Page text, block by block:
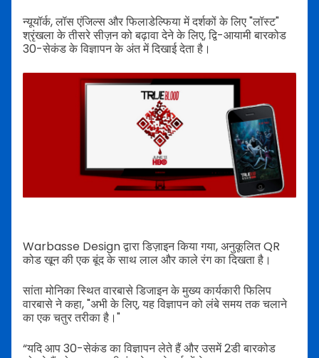
न्यूयॉर्क, लॉस एंजिल्स और फिलाडेल्फिया में दर्शकों के लिए "लॉस्ट"
श्रृंखला के तीसरे सीज़न को बढ़ावा देने के लिए, द्वि-आयामी बारकोड
30-सेकंड के विज्ञापन के अंत में दिखाई देता है।
Warbasse Design द्वारा डिज़ाइन किया गया, अनुकूलित QR
कोड खून की एक बूंद के साथ लाल और काले रंग का दिखता है।
सांता मोनिका स्थित वारबासे डिजाइन के मुख्य कार्यकारी फिलिप
वारबासे ने कहा, "अभी के लिए, यह विज्ञापन को लंबे समय तक चलाने
का एक चतुर तरीका है।"
“यदि आप 30-सेकंड का विज्ञापन लेते हैं और उसमें 2डी बारकोड